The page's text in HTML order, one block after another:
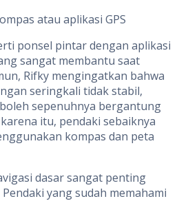
atau aplikasi GPS
ponsel pintar dengan aplikasi
sangat membantu saat
Rifky mengingatkan bahwa
seringkali tidak stabil,
sepenuhnya bergantung
itu, pendaki sebaiknya
kompas dan peta
dasar sangat penting
yang sudah memahami